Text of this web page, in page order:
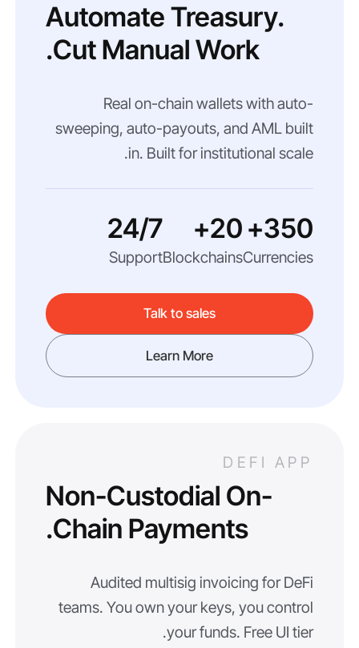
Automate Treasury.
Cut Manual Work.
Real on-chain wallets with auto-
sweeping, auto-payouts, and AML built
in. Built for institutional scale.
350+
Currencies
20+
Blockchains
24/7
Support
Talk to sales
Learn More
DEFI APP
Non-Custodial On-
Chain Payments.
Audited multisig invoicing for DeFi
teams. You own your keys, you control
your funds. Free UI tier.